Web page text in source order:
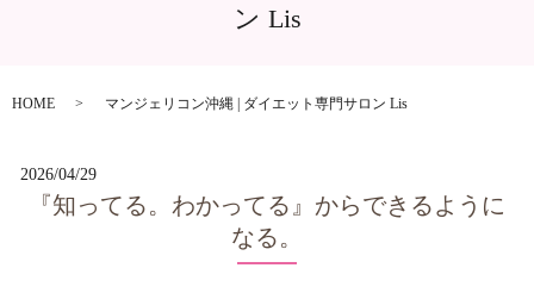
ン Lis
HOME マンジェリコン沖縄 | ダイエット専門サロン Lis
2026/04/29
『知ってる。わかってる』からできるように
なる。